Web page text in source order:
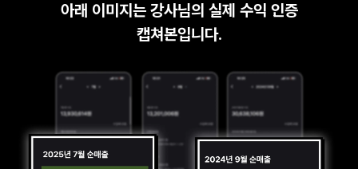
아래 이미지는 강사님의 실제 수익 인증
캡쳐본입니다.